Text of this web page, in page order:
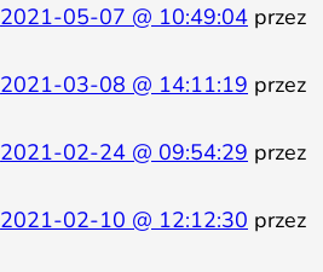
2021-05-07 @ 10:49:04 przez
2021-03-08 @ 14:11:19 przez
2021-02-24 @ 09:54:29 przez
2021-02-10 @ 12:12:30 przez